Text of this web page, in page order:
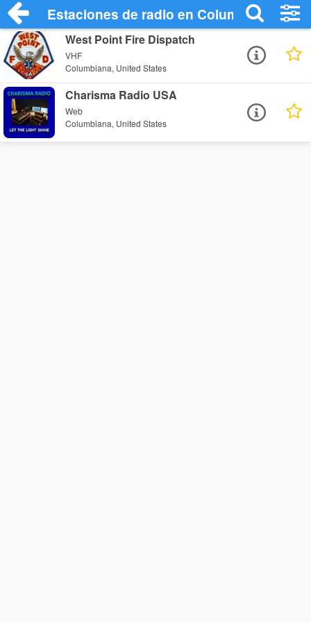
Estaciones de radio en Columbiana -
West Point Fire Dispatch
VHF
Columbiana, United States
Charisma Radio USA
Web
Columbiana, United States